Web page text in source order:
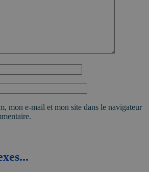
mon e-mail et mon site dans le navigateur